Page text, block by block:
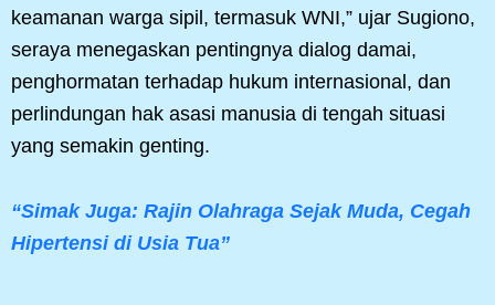
keamanan warga sipil, termasuk WNI,” ujar Sugiono,
seraya menegaskan pentingnya dialog damai,
penghormatan terhadap hukum internasional, dan
perlindungan hak asasi manusia di tengah situasi
yang semakin genting.
“Simak Juga: Rajin Olahraga Sejak Muda, Cegah
Hipertensi di Usia Tua”